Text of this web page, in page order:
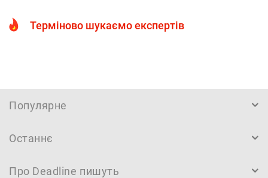
Терміново шукаємо експертів
Популярне
Останнє
Про Deadline пишуть